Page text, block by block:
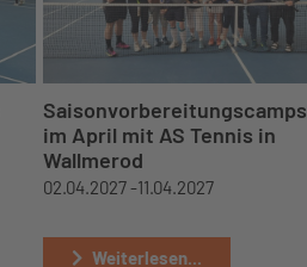
Saisonvorbereitungscamps
im April mit AS Tennis in
Wallmerod
02.04.2027 -11.04.2027
Weiterlesen...